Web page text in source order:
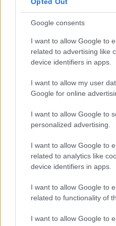
Google consents
I want to allow Google to
related to advertising like
device identifiers in apps.
I want to allow my user
Google for online
I want to allow Google to
personalized advertising.
I want to allow Google to
related to analytics like
device identifiers in apps.
I want to allow Google to
related to functionality of
I want to allow Google to
Volte para o PancakeSwap,
BNB, ele deve chegar em
está pronto para comprar o
Vá para a carteira do BNB e
certifique-se de que é o
rede de transferência,
Binance Smart Chain (BSC)
primeira vez que você se
deve ser questionado
rede Binance Smart Chain à
esta etapa, pois é muito
de enviar seu BNB através